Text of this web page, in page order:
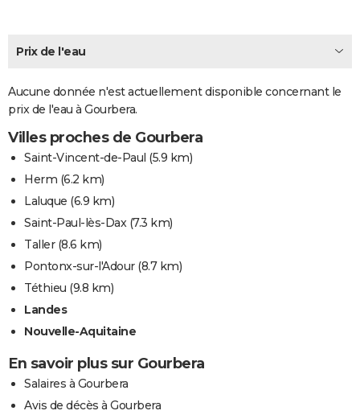
GUIDES D'ACHAT
BONS PLANS
CARTE DE VOEUX
Carte de Noël
Carte Bonne année
Carte Saint-Valentin
Carte Pâques
Carte d'anniversaire
DICTIONNAIRE
Dictionnaire
Biographies
Citations
Expressions
Proverbes
PROGRAMME TV
S'inscrire
Se connecter
Lycées
Collèges
Primaires
Universités
Entreprises
Service militaire
Avis de recherche
AVIS DE DÉCÈS
Bricolage
Lifestyle
Culture
Sport
Auto
Television
Voyage
Cinema
Prix de l'eau
Aucune donnée n'est actuellement disponible concernant le
prix de l'eau à Gourbera.
Villes proches de Gourbera
Saint-Vincent-de-Paul (5.9 km)
Herm (6.2 km)
Laluque (6.9 km)
Saint-Paul-lès-Dax(7.3 km)
Taller(8.6 km)
Pontonx-sur-l'Adour(8.7 km)
Téthieu (9.8 km)
Landes
Nouvelle-Aquitaine
En savoir plus sur Gourbera
Salaires à Gourbera
Avis de décès à Gourbera